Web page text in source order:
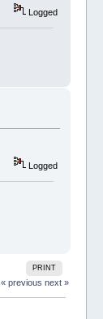
Logged
Logged
PRINT
« previous next »